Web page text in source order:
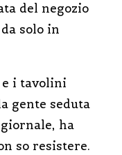
del negozio
solo in
e i tavolini
gente seduta
ha
so resistere.